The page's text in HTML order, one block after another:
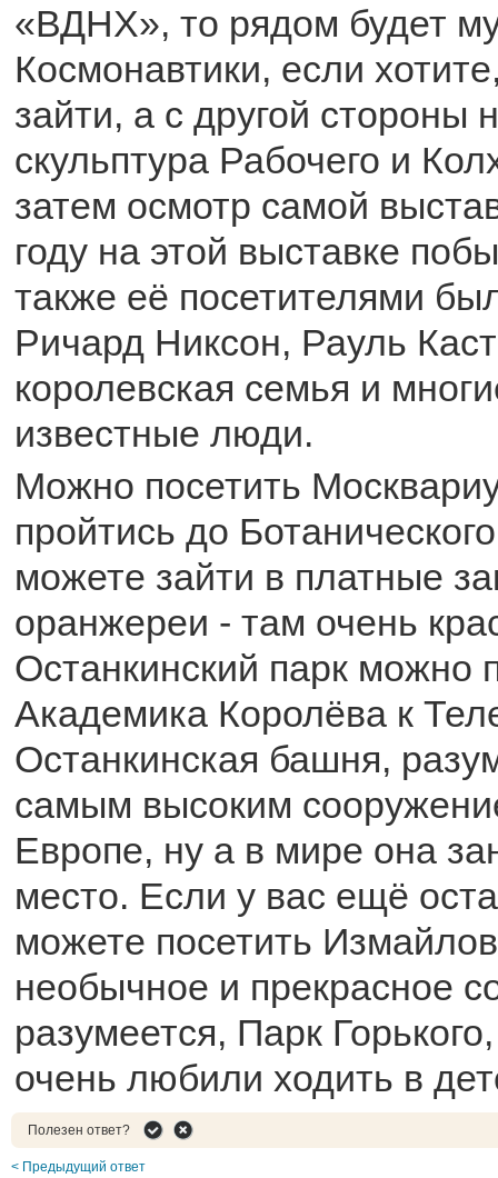
«ВДНХ», то рядом будет
Космонавтики, если
зайти, а с другой стороны
скульптура Рабочего и
затем осмотр самой
году на этой выставке
также её посетителями
Ричард Никсон, Рауль
королевская семья и
известные люди.
Можно посетить
пройтись до
можете зайти в платные
оранжереи - там очень
Останкинский парк можно
Академика Королёва к
Останкинская башня,
самым высоким
Европе, ну а в мире она
место. Если у вас ещё
можете посетить
необычное и прекрасное
разумеется, Парк
очень любили ходить в
Полезен ответ?
< Предыдущий ответ